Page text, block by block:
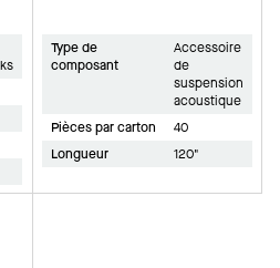
Type de
composant
Accessoire
de
suspension
acoustique
Pièces par carton
40
Longueur
120"